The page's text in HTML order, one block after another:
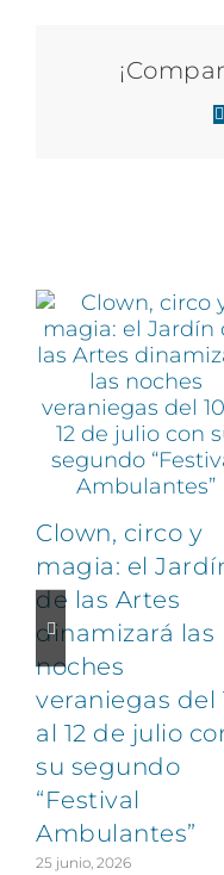
Clown, circo y
magia: el
de las Artes
dinamizará las
noches
veraniegas del
al 12 de julio
su segundo
“Festival
Ambulantes”
25 junio, 2026